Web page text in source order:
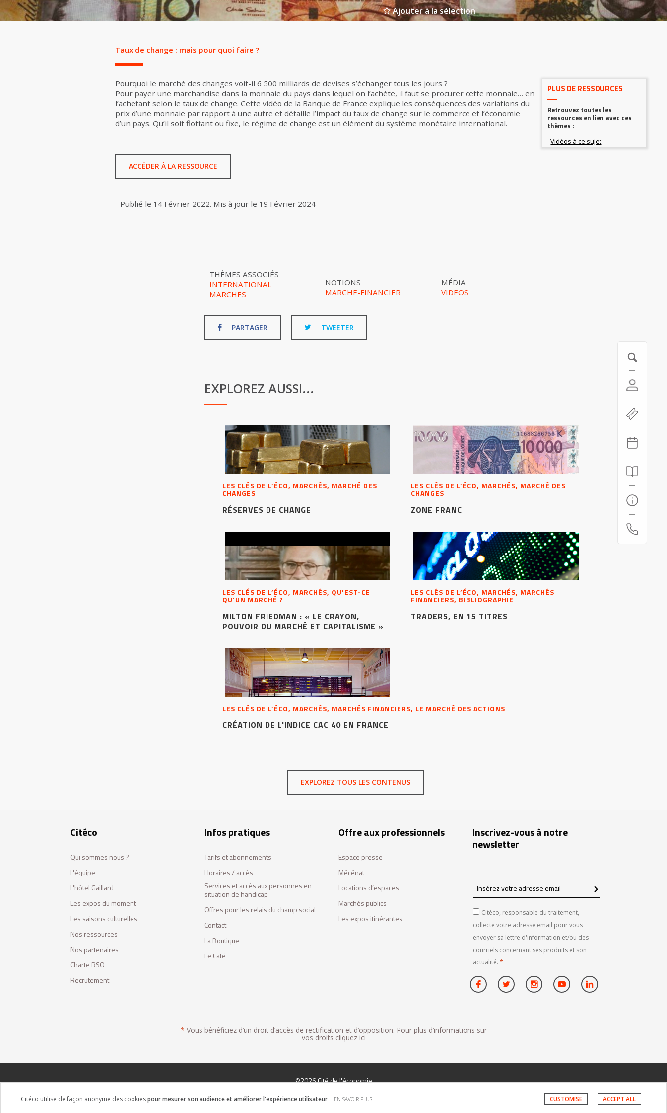
Ajouter à la sélection
Taux de change : mais pour quoi faire ?
Pourquoi le marché des changes voit-il 6 500 milliards de devises s’échanger tous les jours ?
Pour payer une marchandise dans la monnaie du pays dans lequel on l’achète, il faut se procurer cette monnaie… en
l’achetant selon le taux de change. Cette vidéo de la Banque de France explique les conséquences des variations du
prix d’une monnaie par rapport à une autre et détaille l’impact du taux de change sur le commerce et l’économie
d’un pays. Qu’il soit flottant ou fixe, le régime de change est un élément du système monétaire international.
ACCÉDER À LA RESSOURCE
Publié le 14 Février 2022. Mis à jour le 19 Février 2024
PLUS DE RESSOURCES
Retrouvez toutes les
ressources en lien avec ces
thèmes :
THÈMES ASSOCIÉS
INTERNATIONAL
MARCHES
NOTIONS
MARCHE-FINANCIER
MÉDIA
VIDEOS
PARTAGER TWEETER
EXPLOREZ AUSSI...
LES CLÉS DE L’ÉCO, MARCHÉS, MARCHÉ DES
CHANGES
RÉSERVES DE CHANGE
LES CLÉS DE L’ÉCO, MARCHÉS, MARCHÉ DES
CHANGES
ZONE FRANC
LES CLÉS DE L’ÉCO, MARCHÉS, QU'EST-CE
QU'UN MARCHÉ ?
MILTON FRIEDMAN : « LE CRAYON,
POUVOIR DU MARCHÉ ET CAPITALISME »
LES CLÉS DE L’ÉCO, MARCHÉS, MARCHÉS
FINANCIERS, BIBLIOGRAPHIE
TRADERS, EN 15 TITRES
LES CLÉS DE L’ÉCO, MARCHÉS, MARCHÉS FINANCIERS, LE MARCHÉ DES ACTIONS
CRÉATION DE L'INDICE CAC 40 EN FRANCE
EXPLOREZ TOUS LES CONTENUS
Citéco
Qui sommes nous ?
L'équipe
L'hôtel Gaillard
Les expos du moment
Les saisons culturelles
Nos ressources
Nos partenaires
Charte RSO
Recrutement
Infos pratiques
Tarifs et abonnements
Horaires / accès
Services et accès aux personnes en
situation de handicap
Offres pour les relais du champ social
Contact
La Boutique
Le Café
Offre aux professionnels
Espace presse
Mécénat
Locations d’espaces
Marchés publics
Les expos itinérantes
Inscrivez-vous à notre
newsletter
Insérez
votre
adresse
email
Citéco, responsable du traitement,
collecte votre adresse email pour vous
envoyer sa lettre d'information et/ou des
courriels concernant ses produits et son
actualité. *
* Vous bénéficiez d’un droit d’accès de rectification et d’opposition. Pour plus d’informations sur
vos droits cliquez ici
©2026 Cité de l'économie
Citéco utilise de façon anonyme des cookiespour mesurer son audience et améliorer l'expérience utilisateur EN SAVOIR PLUS ACCEPT ALL
CUSTOMISE